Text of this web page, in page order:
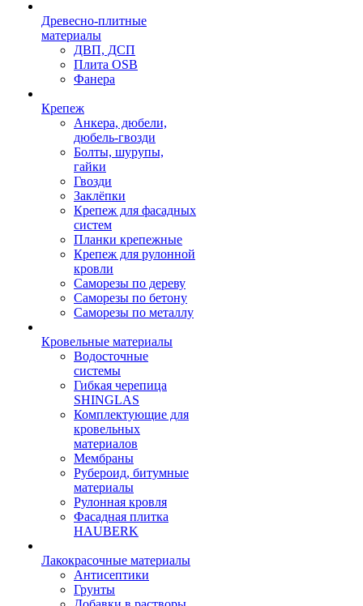
Древесно-плитные
материалы
ДВП, ДСП
Плита OSB
Фанера
Крепеж
Анкера, дюбели,
дюбель-гвозди
Болты, шурупы,
гайки
Гвозди
Заклёпки
Крепеж для фасадных
систем
Планки крепежные
Крепеж для рулонной
кровли
Саморезы по дереву
Саморезы по бетону
Саморезы по металлу
Кровельные материалы
Водосточные
системы
Гибкая черепица
SHINGLAS
Комплектующие для
кровельных
материалов
Мембраны
Рубероид, битумные
материалы
Рулонная кровля
Фасадная плитка
HAUBERK
Лакокрасочные материалы
Антисептики
Грунты